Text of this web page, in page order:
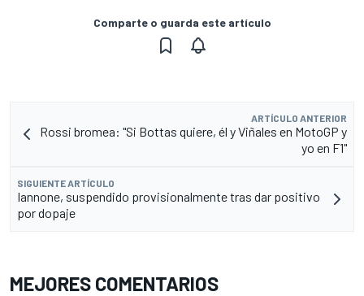
Comparte o guarda este artículo
ARTÍCULO ANTERIOR
Rossi bromea: "Si Bottas quiere, él y Viñales en MotoGP y
yo en F1"
SIGUIENTE ARTÍCULO
Iannone, suspendido provisionalmente tras dar positivo
por dopaje
MEJORES COMENTARIOS